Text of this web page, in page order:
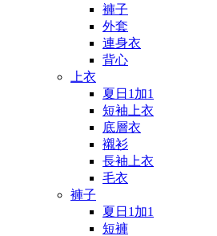
褲子
外套
連身衣
背心
上衣
夏日1加1
短袖上衣
底層衣
襯衫
長袖上衣
毛衣
褲子
夏日1加1
短褲